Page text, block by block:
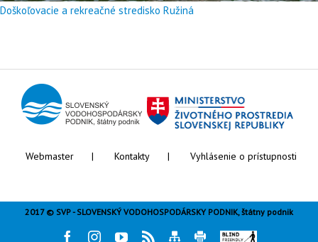
Doškoľovacie a rekreačné stredisko Ružiná
Webmaster Kontakty Vyhlásenie o prístupnosti
2017 © SVP - SLOVENSKÝ VODOHOSPODÁRSKY PODNIK, štátny podnik
FacebookInstagram
Youtube
RssMapaTlač Blind